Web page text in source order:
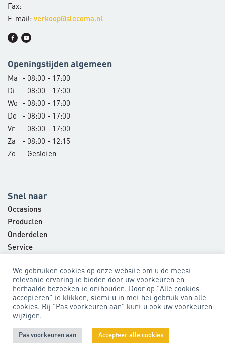
Fax:
E-mail: verkoop@slecoma.nl
Openingstijden algemeen
Ma
- 08:00 - 17:00
Di
- 08:00 - 17:00
Wo
- 08:00 - 17:00
Do
- 08:00 - 17:00
Vr
- 08:00 - 17:00
Za
- 08:00 - 12:15
Zo
- Gesloten
Snel naar
Occasions
Producten
Onderdelen
Service
Contact
Algemene voorwaarden Privacyverklaring
We gebruiken cookies op onze website om u de meest
relevante ervaring te bieden door uw voorkeuren en
herhaalde bezoeken te onthouden. Door op "Alle cookies
accepteren" te klikken, stemt u in met het gebruik van alle
cookies. Bij "Pas voorkeuren aan" kunt u ook uw voorkeuren
wijzigen.
Pas voorkeuren aan Accepteer alle cookies